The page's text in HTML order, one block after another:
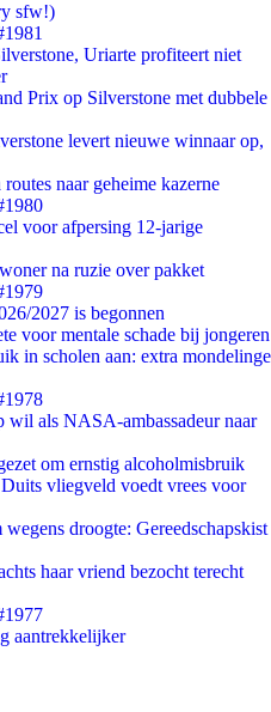
sfw!)
Uriarte profiteert niet
Prix op Silverstone met dubbele
levert nieuwe winnaar op,
naar geheime kazerne
voor afpersing 12-jarige
na ruzie over pakket
2027 is begonnen
voor mentale schade bij jongeren
in scholen aan: extra mondelinge
wil als NASA-ambassadeur naar
om ernstig alcoholmisbruik
vliegveld voedt vrees voor
wegens droogte: Gereedschapskist
haar vriend bezocht terecht
aantrekkelijker